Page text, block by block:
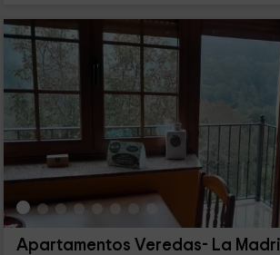
Apartamentos Veredas- La